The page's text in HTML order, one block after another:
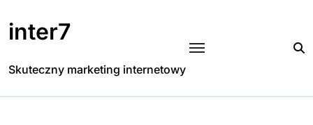
to
content
inter7
Skuteczny marketing internetowy